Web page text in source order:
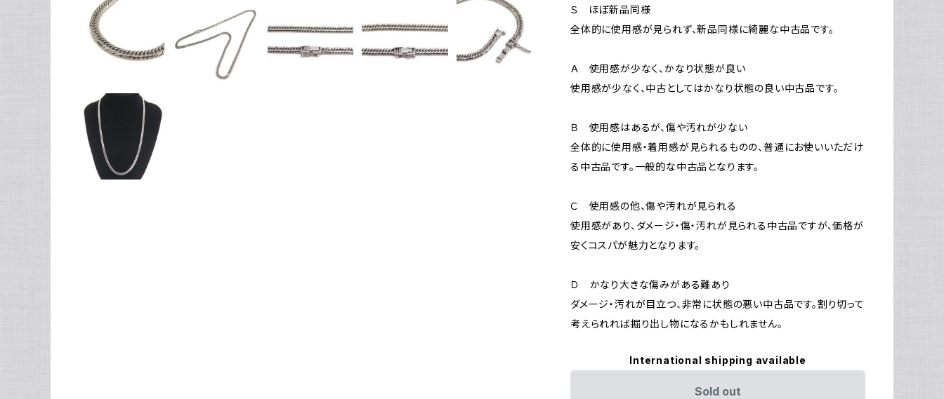
Ｓ ほぼ新品同様
全体的に使用感が見られず、新品同様に綺麗な中古品です。
Ａ 使用感が少なく、かなり状態が良い
使用感が少なく、中古としてはかなり状態の良い中古品です。
Ｂ 使用感はあるが、傷や汚れが少ない
全体的に使用感・着用感が見られるものの、普通にお使いいただけ
る中古品です。一般的な中古品となります。
Ｃ 使用感の他、傷や汚れが見られる
使用感があり、ダメージ・傷・汚れが見られる中古品ですが、価格が
安くコスパが魅力となります。
Ｄ かなり大きな傷みがある難あり
ダメージ・汚れが目立つ、非常に状態の悪い中古品です。割り切って
考えられれば掘り出し物になるかもしれません。
International shipping available
Sold out